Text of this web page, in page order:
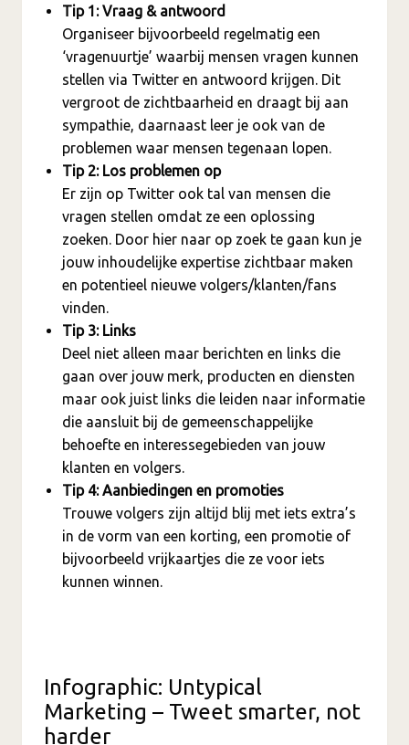
Tip 1: Vraag & antwoord
Organiseer bijvoorbeeld regelmatig een
‘vragenuurtje’ waarbij mensen vragen kunnen
stellen via Twitter en antwoord krijgen. Dit
vergroot de zichtbaarheid en draagt bij aan
sympathie, daarnaast leer je ook van de
problemen waar mensen tegenaan lopen.
Tip 2: Los problemen op
Er zijn op Twitter ook tal van mensen die
vragen stellen omdat ze een oplossing
zoeken. Door hier naar op zoek te gaan kun je
jouw inhoudelijke expertise zichtbaar maken
en potentieel nieuwe volgers/klanten/fans
vinden.
Tip 3: Links
Deel niet alleen maar berichten en links die
gaan over jouw merk, producten en diensten
maar ook juist links die leiden naar informatie
die aansluit bij de gemeenschappelijke
behoefte en interessegebieden van jouw
klanten en volgers.
Tip 4: Aanbiedingen en promoties
Trouwe volgers zijn altijd blij met iets extra’s
in de vorm van een korting, een promotie of
bijvoorbeeld vrijkaartjes die ze voor iets
kunnen winnen.
Infographic: Untypical
Marketing – Tweet smarter, not
harder